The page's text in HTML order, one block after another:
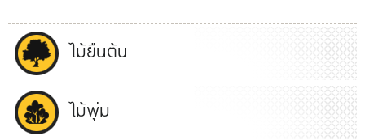
ไม้ยืนต้น
ไม้พุ่ม